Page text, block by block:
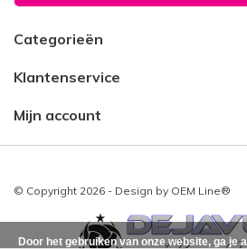
Categorieën
Klantenservice
Mijn account
© Copyright 2026 - Design by OEM Line®
Door het gebruiken van onze website, ga je